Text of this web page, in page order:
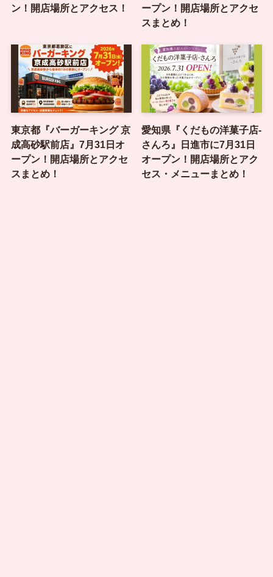
ン！開店場所とアクセス！
ープン！開店場所とアクセ
スまとめ！
東京都『バーガーキング 京
成高砂駅前店』7月31日オ
ープン！開店場所とアクセ
スまとめ！
愛知県『くだもの洋菓子店-
さんろ』日進市に7月31日
オープン！開店場所とアク
セス・メニューまとめ！